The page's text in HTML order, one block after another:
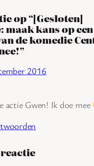
op “[Gesloten]
maak kans op een
de komedie
2016
actie Gwen! Ik doe mee
reactie